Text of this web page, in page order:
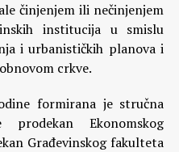
činjenjem ili nečinjenjem
institucija u smislu
i urbanističkih planova i
crkve.
formirana je stručna
Ekonomskog
Građevinskog fakulteta